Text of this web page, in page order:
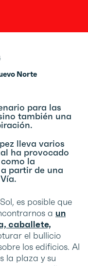
para las
también una
lleva varios
ha provocado
la
partir de una
es posible que
a un
caballete,
el bullicio
los edificios. Al
la plaza y su
Norte